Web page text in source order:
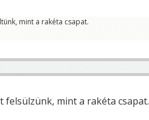
mint a rakéta csapat.
felsülzünk, mint a rakéta csapat.